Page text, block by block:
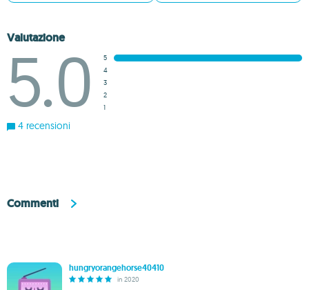
Valutazione
5.0
5
4
3
2
1
4 recensioni
Commenti
hungryorangehorse40410
in 2020